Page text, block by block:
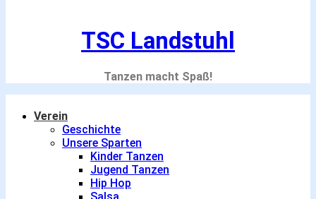
TSC Landstuhl
Tanzen macht Spaß!
Verein
Geschichte
Unsere Sparten
Kinder Tanzen
Jugend Tanzen
Hip Hop